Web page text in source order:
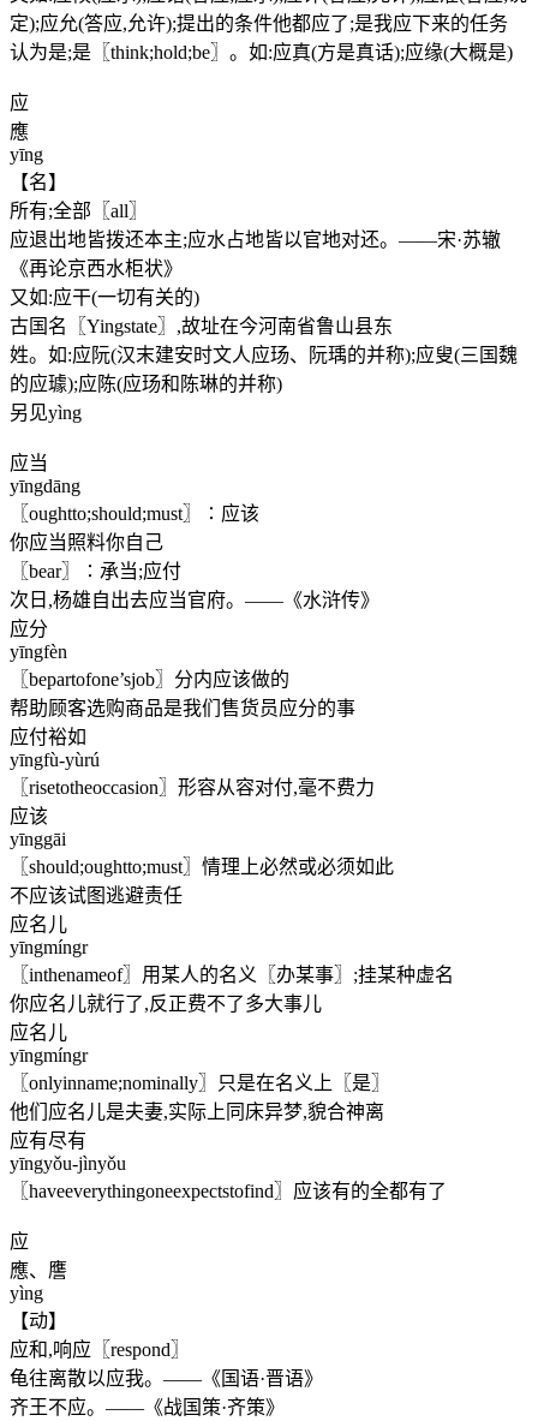
定);应允(答应,允许);提出的条件他都应了;是我应下来的任务
认为是;是〖think;hold;be〗。如:应真(方是真话);应缘(大概是)
应
應
yīng
【名】
所有;全部〖all〗
应退出地皆拨还本主;应水占地皆以官地对还。——宋·苏辙
《再论京西水柜状》
又如:应干(一切有关的)
古国名〖Yingstate〗,故址在今河南省鲁山县东
姓。如:应阮(汉末建安时文人应玚、阮瑀的并称);应叟(三国魏
的应璩);应陈(应玚和陈琳的并称)
另见yìng
应当
yīngdāng
〖oughtto;should;must〗∶应该
你应当照料你自己
〖bear〗∶承当;应付
次日,杨雄自出去应当官府。——《水浒传》
应分
yīngfèn
〖bepartofone’sjob〗分内应该做的
帮助顾客选购商品是我们售货员应分的事
应付裕如
yīngfù-yùrú
〖risetotheoccasion〗形容从容对付,毫不费力
应该
yīnggāi
〖should;oughtto;must〗情理上必然或必须如此
不应该试图逃避责任
应名儿
yīngmíngr
〖inthenameof〗用某人的名义〖办某事〗;挂某种虚名
你应名儿就行了,反正费不了多大事儿
应名儿
yīngmíngr
〖onlyinname;nominally〗只是在名义上〖是〗
他们应名儿是夫妻,实际上同床异梦,貌合神离
应有尽有
yīngyǒu-jìnyǒu
〖haveeverythingoneexpectstofind〗应该有的全都有了
应
應、譍
yìng
【动】
应和,响应〖respond〗
龟往离散以应我。——《国语·晋语》
齐王不应。——《战国策·齐策》